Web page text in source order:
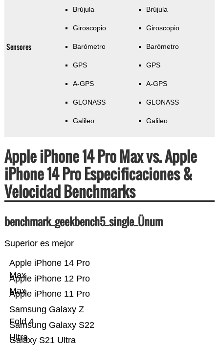
Sensores
Brújula
Giroscopio
Barómetro
GPS
A-GPS
GLONASS
Galileo
Brújula
Giroscopio
Barómetro
GPS
A-GPS
GLONASS
Galileo
Apple iPhone 14 Pro Max vs. Apple
iPhone 14 Pro Especificaciones &
Velocidad Benchmarks
benchmark_geekbench5_single_Ünum
Superior es mejor
Galaxy S21 Ultra
Samsung Galaxy S22
Ultra
Samsung Galaxy Z
Fold 4
Apple iPhone 11 Pro
Apple iPhone 12 Pro
Max
Apple iPhone 14 Pro
Max